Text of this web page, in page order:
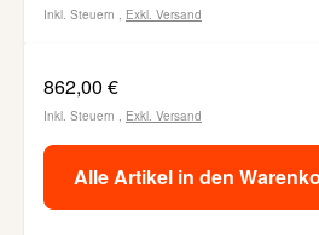
Inkl. Steuern , Exkl. Versand
862,00 €
Inkl. Steuern , Exkl. Versand
Alle Artikel in den